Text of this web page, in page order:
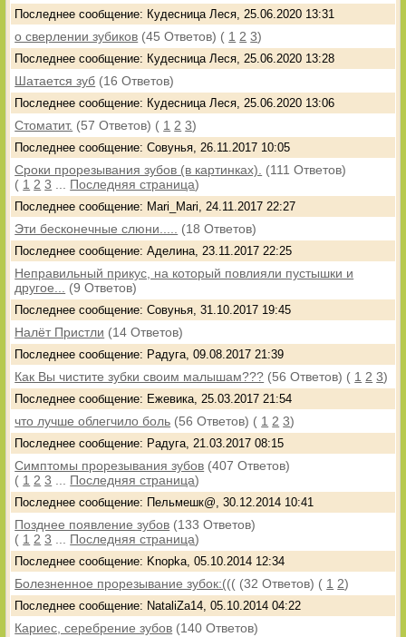
Последнее сообщение: Кудесница Леся, 25.06.2020 13:31
о сверлении зубиков (45 Ответов) ( 1 2 3)
Последнее сообщение: Кудесница Леся, 25.06.2020 13:28
Шатается зуб (16 Ответов)
Последнее сообщение: Кудесница Леся, 25.06.2020 13:06
Стоматит. (57 Ответов) ( 1 2 3)
Последнее сообщение: Совунья, 26.11.2017 10:05
Сроки прорезывания зубов (в картинках).
(111 Ответов)
( 1 2 3 Последняя страница)
Последнее сообщение: Mari_Mari, 24.11.2017 22:27
Эти бесконечные слюни..... (18 Ответов)
Последнее сообщение: Аделина, 23.11.2017 22:25
Неправильный прикус, на который повлияли пустышки и
другое...
(9 Ответов)
Последнее сообщение: Совунья, 31.10.2017 19:45
Налёт Пристли (14 Ответов)
Последнее сообщение: Радуга, 09.08.2017 21:39
Как Вы чистите зубки своим малышам??? (56 Ответов) ( 1 2 3)
Последнее сообщение: Ежевика, 25.03.2017 21:54
что лучше облегчило боль (56 Ответов) ( 1 2 3)
Последнее сообщение: Радуга, 21.03.2017 08:15
Симптомы прорезывания зубов (407 Ответов)
( 1 2 3 Последняя страница)
Последнее сообщение: Пельмешк@, 30.12.2014 10:41
Позднее появление зубов (133 Ответов)
( 1 2 3 Последняя страница)
Последнее сообщение: Knopka, 05.10.2014 12:34
Болезненное прорезывание зубок:((( (32 Ответов) ( 1 2)
Последнее сообщение: NataliZa14, 05.10.2014 04:22
Кариес, серебрение зубов (140 Ответов)